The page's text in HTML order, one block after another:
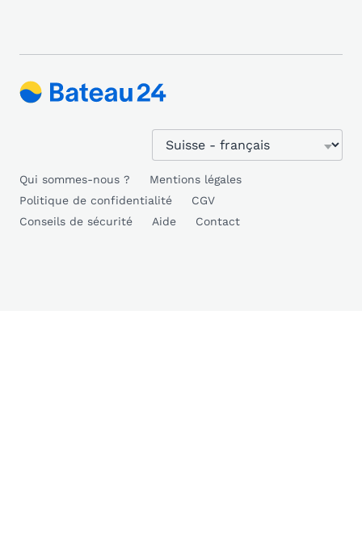
Qui sommes-nous ?
Mentions légales
Politique de confidentialité
CGV
Conseils de sécurité
Aide Contact